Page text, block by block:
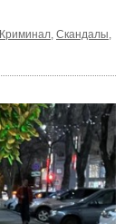
Криминал, Скандалы,